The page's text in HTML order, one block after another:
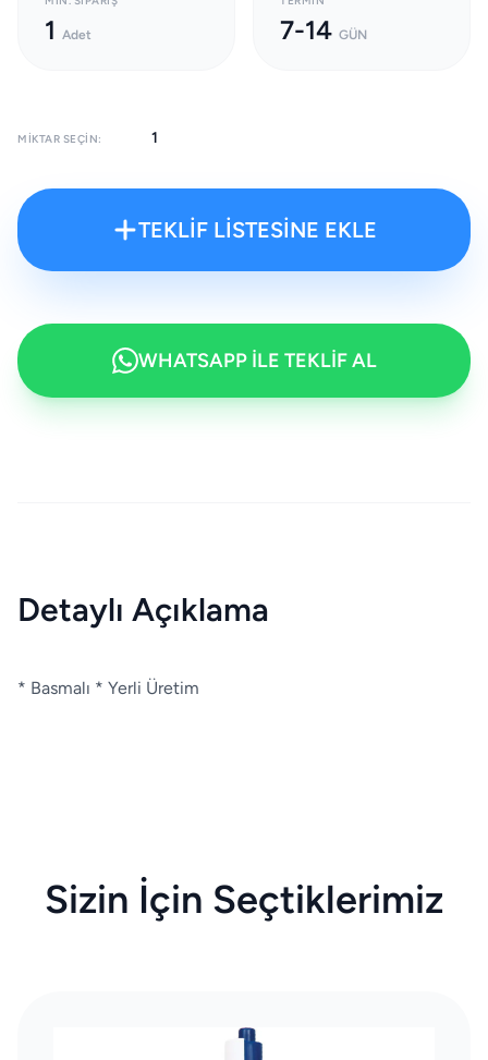
1 Adet 7-14 GÜN
MIKTAR SEÇIN:
TEKLİF LİSTESİNE EKLE
WHATSAPP İLE TEKLİF AL
Detaylı Açıklama
* Basmalı * Yerli Üretim
Sizin İçin Seçtiklerimiz